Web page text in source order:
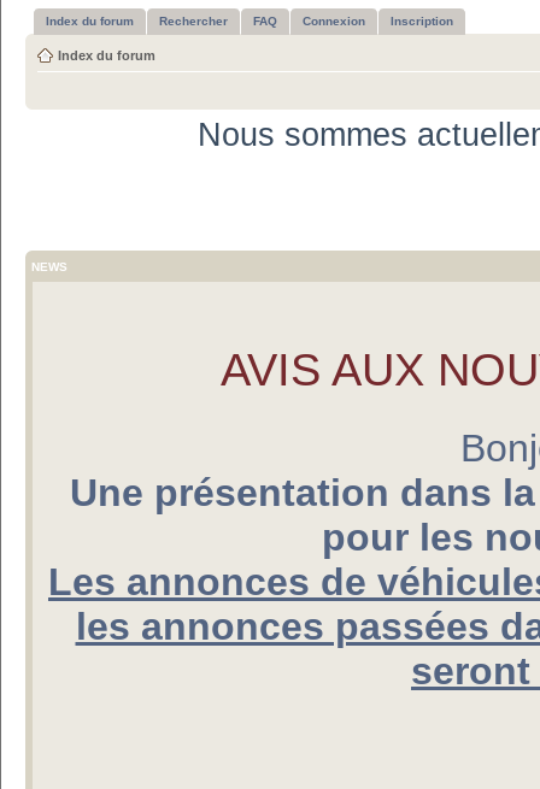
Index du forum Rechercher FAQ Connexion Inscription
Index du forum
Nous sommes
NEWS
AVIS AUX
Une présentation dans
pour les
Les annonces de
les annonces passées
seront